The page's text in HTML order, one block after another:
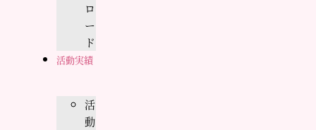
ロ
ー
ド
活動実績
活
動